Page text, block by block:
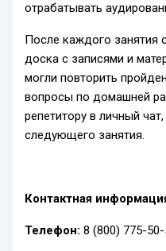
отрабатывать
После каждого занятия
доска с записями и
могли повторить
вопросы по домашней
репетитору в личный
следующего занятия.
Контактная
Телефон: 8 (800) 775-50-